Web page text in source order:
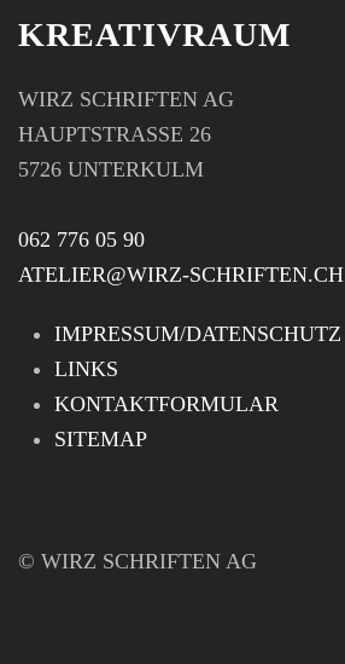
KREATIVRAUM
WIRZ SCHRIFTEN AG
HAUPTSTRASSE 26
5726 UNTERKULM
062 776 05 90
ATELIER@WIRZ-SCHRIFTEN.CH
IMPRESSUM/DATENSCHUTZ
LINKS
KONTAKTFORMULAR
SITEMAP
© WIRZ SCHRIFTEN AG